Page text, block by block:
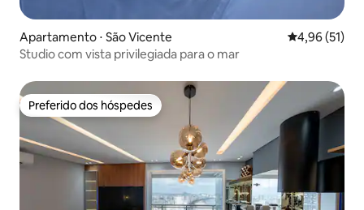
Apartamento ⋅ São Vicente 4,96 de uma
4,96 (51)
Studio com vista privilegiada para o mar
Preferido dos hóspedes
Preferido dos hóspedes